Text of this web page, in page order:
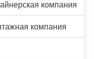
компания
компания